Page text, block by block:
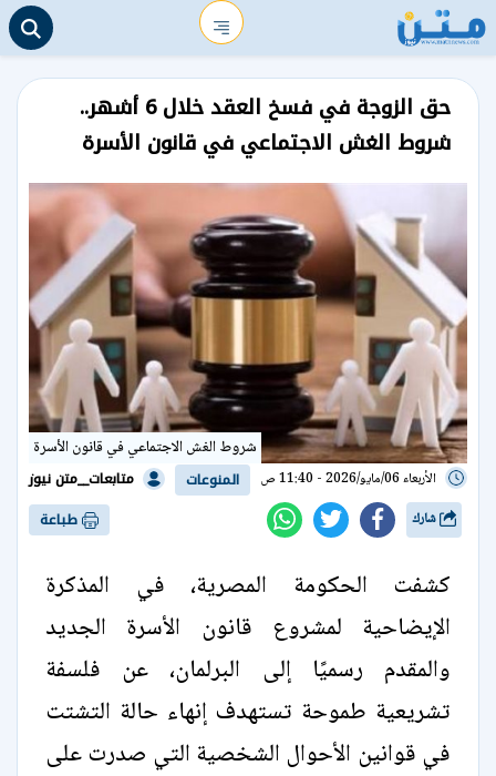
حق الزوجة في فسخ العقد خلال 6 أشهر..
شروط الغش الاجتماعي في قانون الأسرة
شروط الغش الاجتماعي في قانون الأسرة
الأربعاء 06/مايو/2026 - 11:40 ص المنوعات متابعات__متن نيوز
طباعة
كشفت الحكومة المصرية، في المذكرة
الإيضاحية لمشروع قانون الأسرة الجديد
والمقدم رسميًا إلى البرلمان، عن فلسفة
تشريعية طموحة تستهدف إنهاء حالة التشتت
في قوانين الأحوال الشخصية التي صدرت على